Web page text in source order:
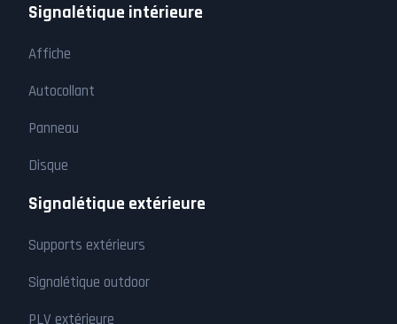
Signalétique intérieure
Affiche
Autocollant
Panneau
Disque
Signalétique extérieure
Supports extérieurs
Signalétique outdoor
PLV extérieure